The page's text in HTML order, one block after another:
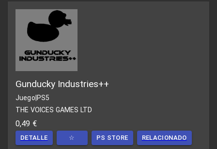
Gunducky Industries++
Juego PS5
THE VOICES GAMES LTD
0,49 €
DETALLE ☆ PS STORE RELACIONADO